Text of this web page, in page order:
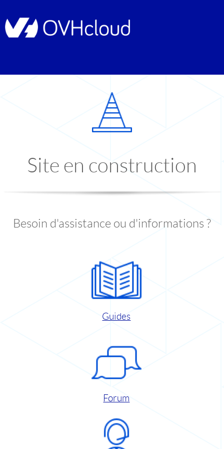
Site en construction
Besoin d'assistance ou d'informations ?
Guides
Forum